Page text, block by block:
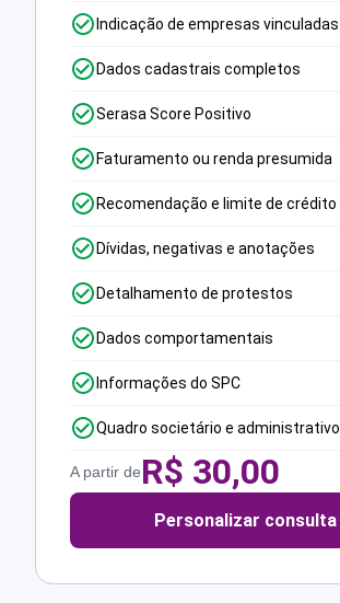
Indicação de empresas vinculadas
Dados cadastrais completos
Serasa Score Positivo
Faturamento ou renda presumida
Recomendação e limite de crédito
Dívidas, negativas e anotações
Detalhamento de protestos
Dados comportamentais
Informações do SPC
Quadro societário e administrativo
A partir deR$ 30,00
Personalizar consulta